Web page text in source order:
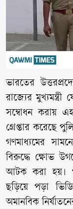
ভারতের
রাজ্যের মুখ্যমন্ত্রী
সম্বোধন করায়
গ্রেপ্তার করেছে
গণমাধ্যমের
বিরুদ্ধে ক্ষোভ
আটক করা হয়।
ছড়িয়ে পড়া
অমানবিক